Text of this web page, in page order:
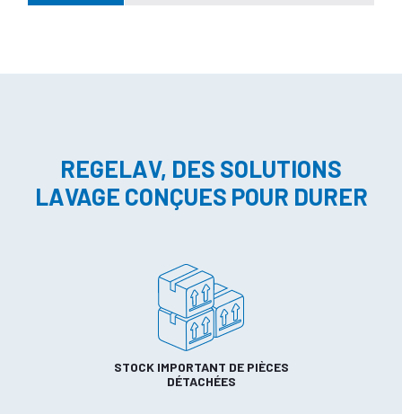
REGELAV, DES SOLUTIONS
LAVAGE CONÇUES POUR DURER
STOCK IMPORTANT DE PIÈCES
DÉTACHÉES